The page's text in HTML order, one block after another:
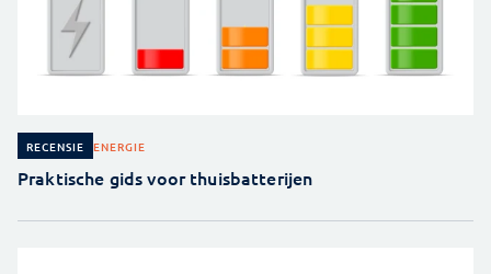
RECENSIE ENERGIE
Praktische gids voor thuisbatterijen